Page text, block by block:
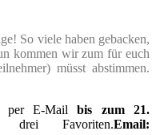
So viele haben gebacken,
kommen wir zum für euch
müsst abstimmen.
per E-Mailbis zum 21.
drei Favoriten.Email: